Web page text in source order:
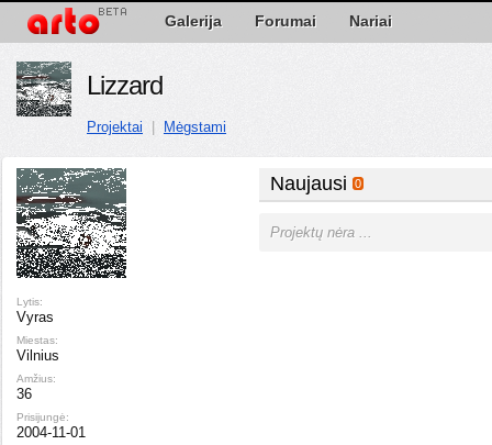
Galerija Forumai Nariai
Lizzard
Projektai Mėgstami
Lytis:
Vyras
Miestas:
Vilnius
Amžius:
36
Prisijungė:
2004-11-01
Naujausi 0
Projektų nėra ...